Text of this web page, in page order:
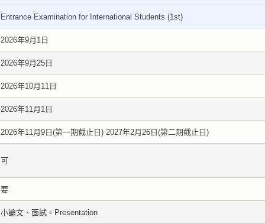
Entrance Examination for International Students (1st)
2026年9月1日
2026年9月25日
2026年10月11日
2026年11月1日
2026年11月9日(第一期截止日) 2027年2月26日(第二期截止日)
可
要
小論文、面試。Presentation